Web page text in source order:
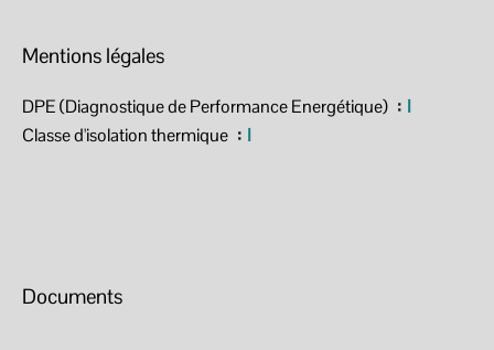
Mentions légales
DPE (Diagnostique de Performance Energétique)
I
Classe d'isolation thermique
I
Documents